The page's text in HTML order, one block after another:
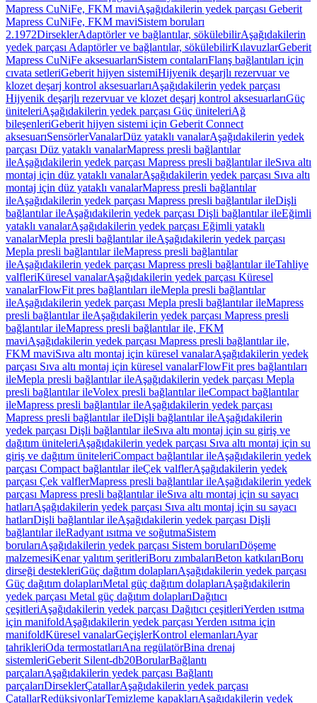
Mapress CuNiFe, FKM maviAşağıdakilerin yedek parçası Geberit
Mapress CuNiFe, FKM maviSistem boruları
2.1972DirseklerAdaptörler ve bağlantılar, sökülebilirAşağıdakilerin
yedek parçası Adaptörler ve bağlantılar, sökülebilirKılavuzlarGeberit
Mapress CuNiFe aksesuarlarıSistem contalarıFlanş bağlantıları için
cıvata setleriGeberit hijyen sistemiHijyenik deşarjlı rezervuar ve
klozet deşarj kontrol aksesuarlarıAşağıdakilerin yedek parçası
Hijyenik deşarjlı rezervuar ve klozet deşarj kontrol aksesuarlarıGüç
üniteleriAşağıdakilerin yedek parçası Güç üniteleriAğ
bileşenleriGeberit hijyen sistemi için Geberit Connect
aksesuarıSensörlerVanalarDüz yataklı vanalarAşağıdakilerin yedek
parçası Düz yataklı vanalarMapress presli bağlantılar
ileAşağıdakilerin yedek parçası Mapress presli bağlantılar ileSıva altı
montaj için düz yataklı vanalarAşağıdakilerin yedek parçası Sıva altı
montaj için düz yataklı vanalarMapress presli bağlantılar
ileAşağıdakilerin yedek parçası Mapress presli bağlantılar ileDişli
bağlantılar ileAşağıdakilerin yedek parçası Dişli bağlantılar ileEğimli
yataklı vanalarAşağıdakilerin yedek parçası Eğimli yataklı
vanalarMepla presli bağlantılar ileAşağıdakilerin yedek parçası
Mepla presli bağlantılar ileMapress presli bağlantılar
ileAşağıdakilerin yedek parçası Mapress presli bağlantılar ileTahliye
valfleriKüresel vanalarAşağıdakilerin yedek parçası Küresel
vanalarFlowFit pres bağlantıları ileMepla presli bağlantılar
ileAşağıdakilerin yedek parçası Mepla presli bağlantılar ileMapress
presli bağlantılar ileAşağıdakilerin yedek parçası Mapress presli
bağlantılar ileMapress presli bağlantılar ile, FKM
maviAşağıdakilerin yedek parçası Mapress presli bağlantılar ile,
FKM maviSıva altı montaj için küresel vanalarAşağıdakilerin yedek
parçası Sıva altı montaj için küresel vanalarFlowFit pres bağlantıları
ileMepla presli bağlantılar ileAşağıdakilerin yedek parçası Mepla
presli bağlantılar ileVolex presli bağlantılar ileCompact bağlantılar
ileMapress presli bağlantılar ileAşağıdakilerin yedek parçası
Mapress presli bağlantılar ileDişli bağlantılar ileAşağıdakilerin
yedek parçası Dişli bağlantılar ileSıva altı montaj için su giriş ve
dağıtım üniteleriAşağıdakilerin yedek parçası Sıva altı montaj için su
giriş ve dağıtım üniteleriCompact bağlantılar ileAşağıdakilerin yedek
parçası Compact bağlantılar ileÇek valflerAşağıdakilerin yedek
parçası Çek valflerMapress presli bağlantılar ileAşağıdakilerin yedek
parçası Mapress presli bağlantılar ileSıva altı montaj için su sayacı
hatlarıAşağıdakilerin yedek parçası Sıva altı montaj için su sayacı
hatlarıDişli bağlantılar ileAşağıdakilerin yedek parçası Dişli
bağlantılar ileRadyant ısıtma ve soğutmaSistem
borularıAşağıdakilerin yedek parçası Sistem borularıDöşeme
malzemesiKenar yalıtım şeritleriBoru zımbalarıBeton katkılarıBoru
dirseği destekleriGüç dağıtım dolaplarıAşağıdakilerin yedek parçası
Güç dağıtım dolaplarıMetal güç dağıtım dolaplarıAşağıdakilerin
yedek parçası Metal güç dağıtım dolaplarıDağıtıcı
çeşitleriAşağıdakilerin yedek parçası Dağıtıcı çeşitleriYerden ısıtma
için manifoldAşağıdakilerin yedek parçası Yerden ısıtma için
manifoldKüresel vanalarGeçişlerKontrol elemanlarıAyar
tahrikleriOda termostatlarıAna regülatörBina drenaj
sistemleriGeberit Silent-db20BorularBağlantı
parçalarıAşağıdakilerin yedek parçası Bağlantı
parçalarıDirseklerÇatallarAşağıdakilerin yedek parçası
ÇatallarRedüksiyonlarTemizleme kapaklarıAşağıdakilerin yedek